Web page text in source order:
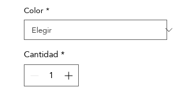
Color*
Cantidad*